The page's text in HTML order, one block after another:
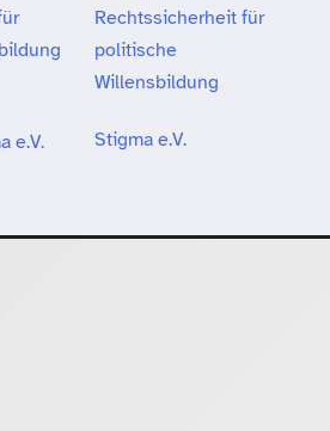
Rechtssicherheit für
politische
Willensbildung
Stigma e.V.